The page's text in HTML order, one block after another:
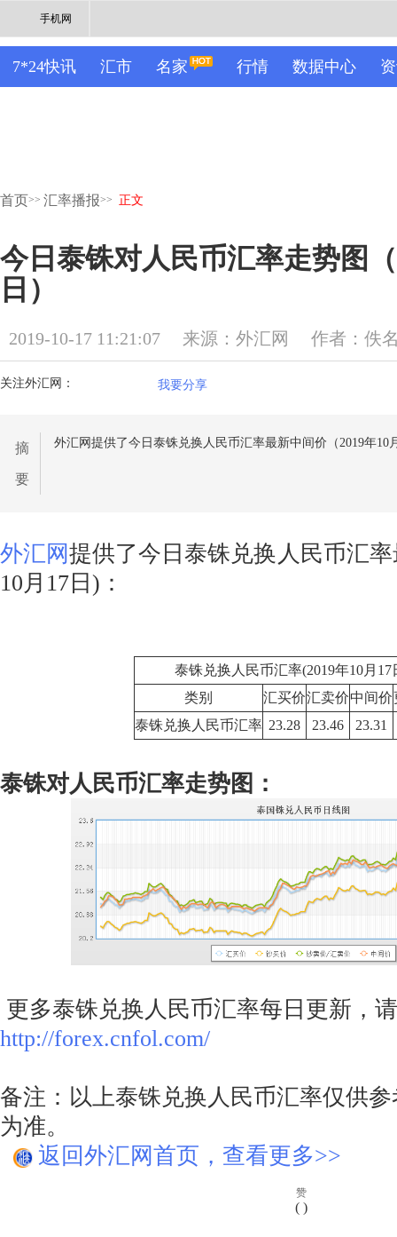
手机网
7*24快讯 汇市 名家 行情 数据中心
首页>> 汇率播报>> 正文
今日泰铢对人民币汇率走势图
日）
2019-10-17 11:21:07 来源：外汇网 作者：佚
关注外汇网： 我要分享
摘
要
外汇网提供了今日泰铢兑换人民币汇率最新中间价（2019年10
外汇网提供了今日泰铢兑换人民币汇
10月17日)：
泰铢兑换人民币汇率(2019年10月17
类别
汇买价汇卖价中间价
泰铢兑换人民币汇率 23.28 23.46 23.31
泰铢对人民币汇率走势图：
更多泰铢兑换人民币汇率每日更新，
http://forex.cnfol.com/
备注：以上泰铢兑换人民币汇率仅供
为准。
返回外汇网首页，查看更多>>
赞
( )